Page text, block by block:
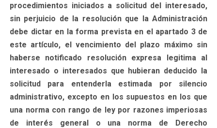
procedimientos iniciados a solicitud del interesado,
sin perjuicio de la resolución que la Administración
debe dictar en la forma prevista en el apartado 3 de
este artículo, el vencimiento del plazo máximo sin
haberse notificado resolución expresa legitima al
interesado o interesados que hubieran deducido la
solicitud para entenderla estimada por silencio
administrativo, excepto en los supuestos en los que
una norma con rango de ley por razones imperiosas
de interés general o una norma de Derecho